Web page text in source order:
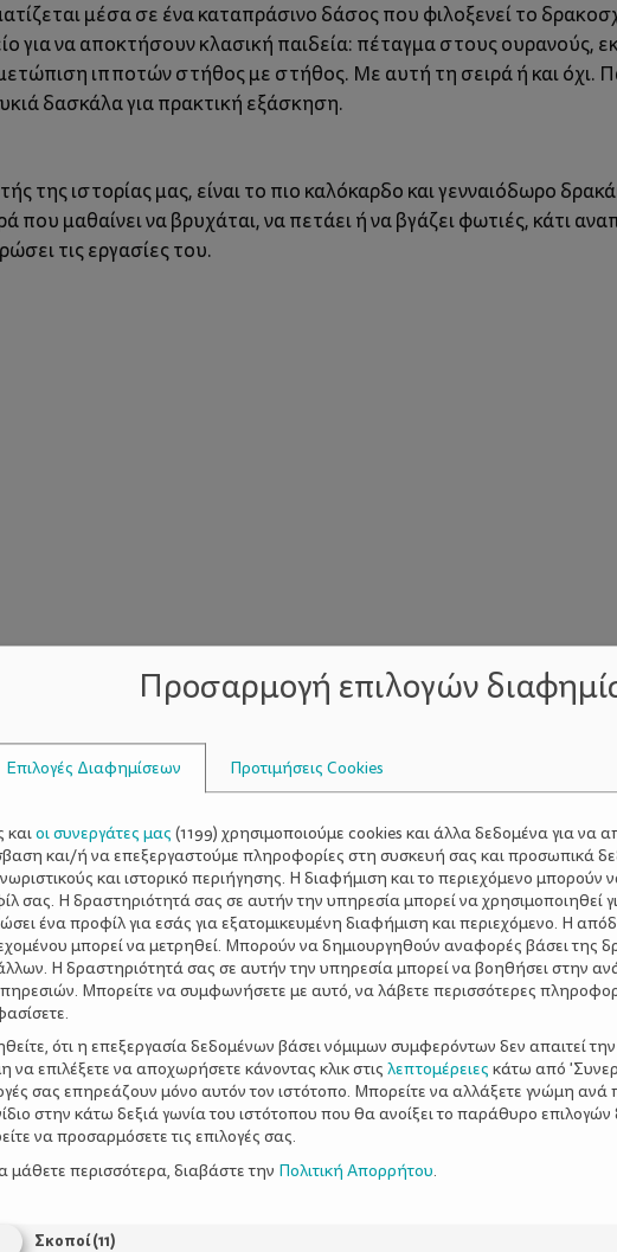
μέσα σε ένα καταπράσινο δάσος που φιλοξενεί το
για να αποκτήσουν κλασική παιδεία: πέταγμα στους
ιπποτών στήθος με στήθος. Με αυτή τη σειρά ή και όχι.
δασκάλα για πρακτική εξάσκηση.
της ιστορίας μας, είναι το πιο καλόκαρδο και γενναιόδωρο
μαθαίνει να βρυχάται, να πετάει ή να βγάζει φωτιές, κάτι
τις εργασίες του.
γιατί σε κάθε πάθημά του τον προστατεύει μία γλυκιά,
Προσαρμογή επιλογών
Επιλογές Διαφημίσεων Προτιμήσεις Cookies
καιοι συνεργάτες μας (1199) χρησιμοποιούμε cookies και άλλα δεδομένα για να
και/ή να επεξεργαστούμε πληροφορίες στη συσκευή σας και προσωπικά
και ιστορικό περιήγησης. Η διαφήμιση και το περιεχόμενο
σας. Η δραστηριότητά σας σε αυτήν την υπηρεσία μπορεί να χρησιμοποιηθεί
ένα προφίλ για εσάς για εξατομικευμένη διαφήμιση και περιεχόμενο. Η
μπορεί να μετρηθεί. Μπορούν να δημιουργηθούν αναφορές βάσει της
Η δραστηριότητά σας σε αυτήν την υπηρεσία μπορεί να βοηθήσει στην
Μπορείτε να συμφωνήσετε με αυτό, να λάβετε περισσότερες
ότι η επεξεργασία δεδομένων βάσει νόμιμων συμφερόντων δεν απαιτεί
να επιλέξετε να αποχωρήσετε κάνοντας κλικ στις λεπτομέρειες κάτω από
σας επηρεάζουν μόνο αυτόν τον ιστότοπο. Μπορείτε να αλλάξετε γνώμη ανά
στην κάτω δεξιά γωνία του ιστότοπου που θα ανοίξει το παράθυρο
να προσαρμόσετε τις επιλογές σας.
μάθετε περισσότερα, διαβάστε την Πολιτική Απορρήτου.
Σκοποί(11)